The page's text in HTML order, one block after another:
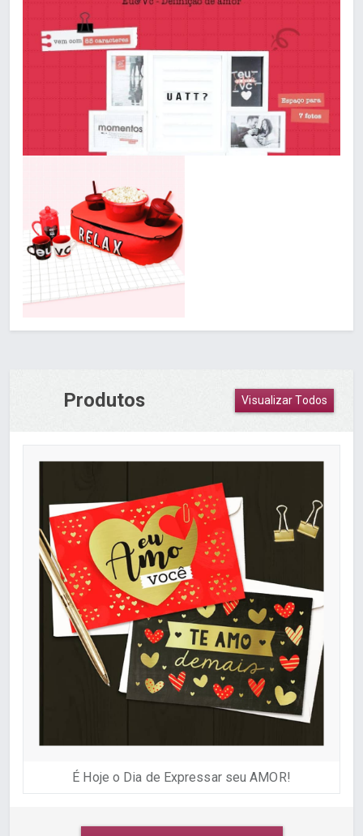
Produtos Visualizar Todos
É Hoje o Dia de Expressar seu AMOR!